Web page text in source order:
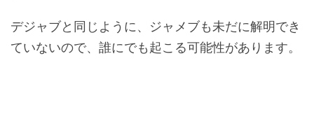
デジャブと同じように、ジャメブも未だに解明でき
ていないので、誰にでも起こる可能性があります。